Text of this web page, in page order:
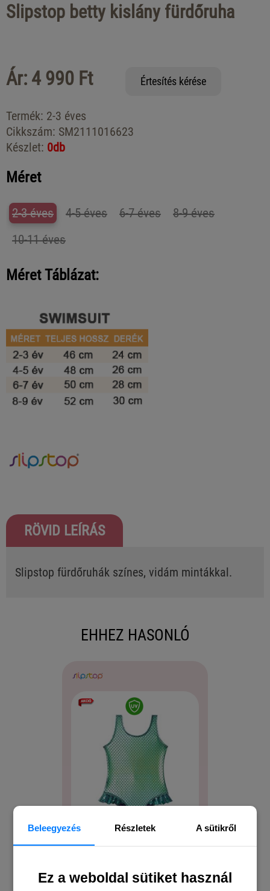
Beleegyezés Részletek A sütikről
Ez a weboldal sütiket használ
Slipstop betty kislány fürdőruha
Ár: 4 990 Ft Értesítés kérése
Termék: 2-3 éves
Cikkszám: SM2111016623
Készlet: 0db
Méret
2-3 éves 4-5 éves 6-7 éves
8-9 éves
10-11 éves
Méret Táblázat:
RÖVID LEÍRÁS
Slipstop fürdőruhák színes, vidám mintákkal.
EHHEZ HASONLÓ
Slipstop ivy kislány